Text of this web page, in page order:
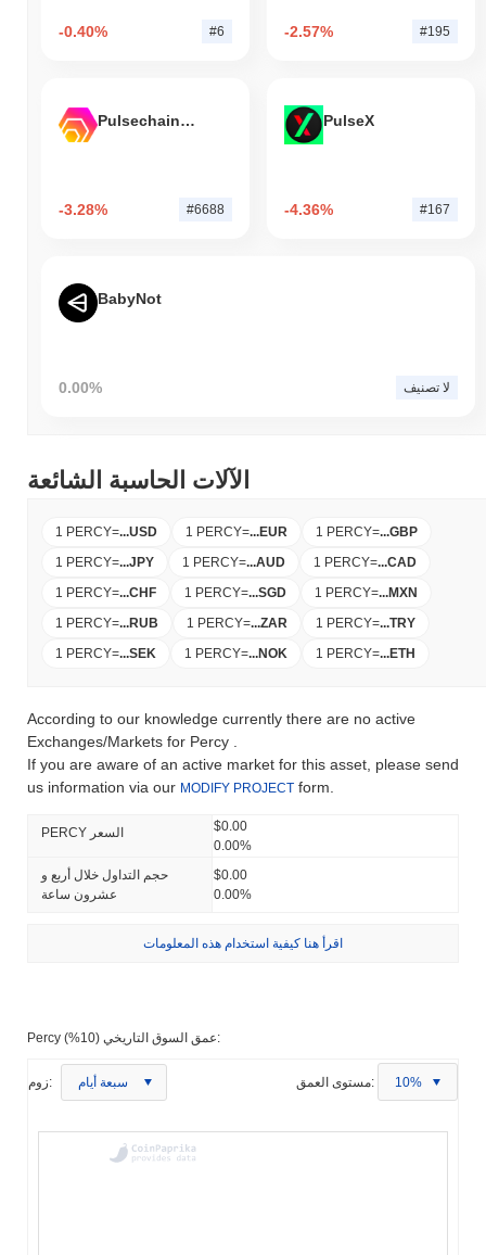
-0.40% #6 -2.57% #195
Pulsechain Bridged HEX (Pulsechain)
-3.28% #6688
PulseX
-4.36% #167
BabyNot
0.00% لا تصنيف
الآلات الحاسبة الشائعة
1 PERCY=...USD 1 PERCY=...EUR 1 PERCY=...GBP
1 PERCY=...JPY 1 PERCY=...AUD 1 PERCY=...CAD
1 PERCY=...CHF 1 PERCY=...SGD 1 PERCY=...MXN
1 PERCY=...RUB 1 PERCY=...ZAR 1 PERCY=...TRY
1 PERCY=...SEK 1 PERCY=...NOK 1 PERCY=...ETH
According to our knowledge currently there are no active
Exchanges/Markets for Percy .
If you are aware of an active market for this asset, please send
us information via our MODIFY PROJECT form.
PERCY السعر
$0.00
0.00%
حجم التداول خلال أربع و
عشرون ساعة
$0.00
0.00%
اقرأ هنا كيفية استخدام هذه المعلومات
Percy عمق السوق التاريخي (10%):
زوم: سبعة أيام مستوى العمق: 10%